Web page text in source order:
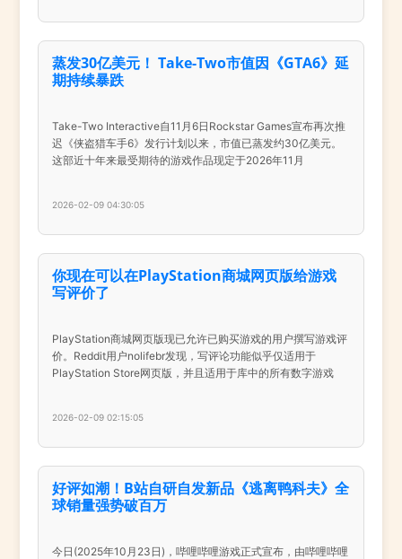
蒸发30亿美元！ Take-Two市值因《GTA6》延
期持续暴跌
Take-Two Interactive自11月6日Rockstar Games宣布再次推
迟《侠盗猎车手6》发行计划以来，市值已蒸发约30亿美元。
这部近十年来最受期待的游戏作品现定于2026年11月
2026-02-09 04:30:05
你现在可以在PlayStation商城网页版给游戏
写评价了
PlayStation商城网页版现已允许已购买游戏的用户撰写游戏评
价。Reddit用户nolifebr发现，写评论功能似乎仅适用于
PlayStation Store网页版，并且适用于库中的所有数字游戏
2026-02-09 02:15:05
好评如潮！B站自研自发新品《逃离鸭科夫》全
球销量强势破百万
今日(2025年10月23日)，哔哩哔哩游戏正式宣布，由哔哩哔哩